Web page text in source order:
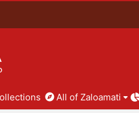
All of Zaloamati